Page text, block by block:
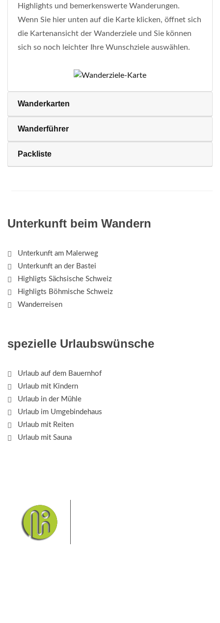
Highlights und bemerkenswerte Wanderungen.
Wenn Sie hier unten auf die Karte klicken, öffnet sich
die Kartenansicht der Wanderziele und Sie können
sich so noch leichter Ihre Wunschziele auswählen.
Wanderkarten
Wanderführer
Packliste
Unterkunft beim Wandern
Unterkunft am Malerweg
Unterkunft an der Bastei
Highligts Sächsische Schweiz
Highligts Böhmische Schweiz
Wanderreisen
spezielle Urlaubswünsche
Urlaub auf dem Bauernhof
Urlaub mit Kindern
Urlaub in der Mühle
Urlaub im Umgebindehaus
Urlaub mit Reiten
Urlaub mit Sauna